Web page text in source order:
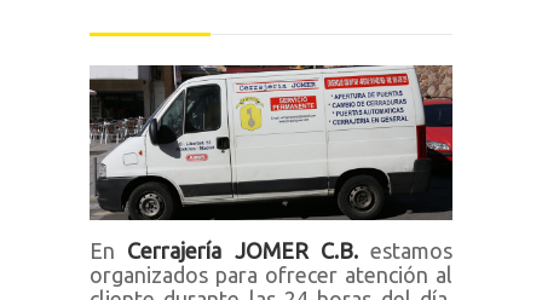
En Cerrajería JOMER C.B.estamos
organizados para ofrecer atención al